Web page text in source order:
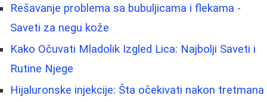
Rešavanje problema sa bubuljicama i flekama -
Saveti za negu kože
Kako Očuvati Mladolik Izgled Lica: Najbolji Saveti i
Rutine Njege
Hijaluronske injekcije: Šta očekivati nakon tretmana